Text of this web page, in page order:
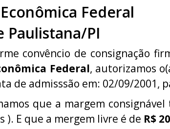
Federal
Paulistana/PI
convêncio de consignação
Federal, autorizamos
de admisssão em: 02/09/
que a margem
). E que a mergem livre é de R$